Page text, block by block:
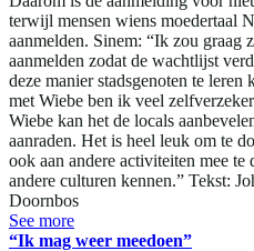
terwijl mensen wiens moedertaal
aanmelden. Sinem: “Ik zou graag
aanmelden zodat de wachtlijst
deze manier stadsgenoten te
met Wiebe ben ik veel
Wiebe kan het de locals
aanraden. Het is heel leuk om te
ook aan andere activiteiten mee
andere culturen kennen.” Tekst:
Doornbos
See more
“Ik mag weer meedoen”